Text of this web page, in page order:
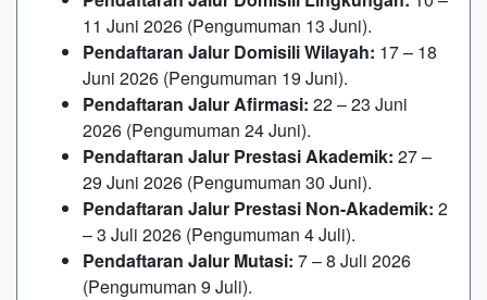
11 Juni 2026 (Pengumuman 13 Juni).
Pendaftaran Jalur Domisili Wilayah: 17 – 18
Juni 2026 (Pengumuman 19 Juni).
Pendaftaran Jalur Afirmasi: 22 – 23 Juni
2026 (Pengumuman 24 Juni).
Pendaftaran Jalur Prestasi Akademik: 27 –
29 Juni 2026 (Pengumuman 30 Juni).
Pendaftaran Jalur Prestasi Non-Akademik: 2
– 3 Juli 2026 (Pengumuman 4 Juli).
Pendaftaran Jalur Mutasi: 7 – 8 Juli 2026
(Pengumuman 9 Juli).